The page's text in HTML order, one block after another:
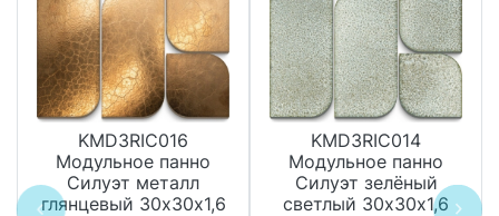
KMD3RIC016
Модульное панно
Силуэт металл
глянцевый 30х30х1,6
KMD3RIC014
Модульное панно
Силуэт зелёный
светлый 30х30х1,6